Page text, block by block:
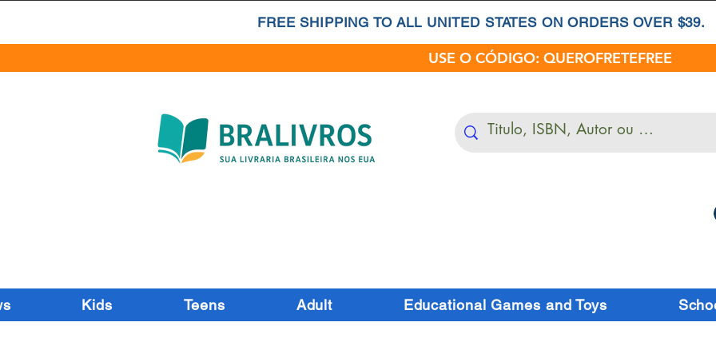
FREE SHIPPING TO ALL UNITED STATES ON ORDERS OVER $39.
USE O CÓDIGO: QUEROFRETEFREE
Kids Teens Adult Educational Games and Toys